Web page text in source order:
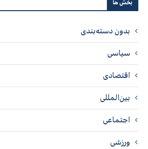
بخش ها
بدون دسته‌بندی
سیاسی
اقتصادی
بین‌المللی
اجتماعی
ورزشی